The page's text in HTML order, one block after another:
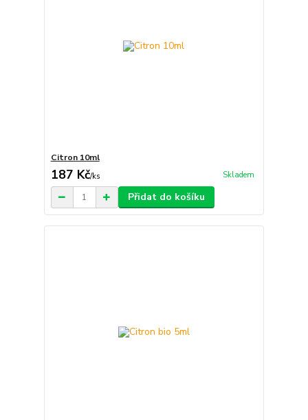
Citron 10ml
187 Kč/ks Skladem
Přidat do košíku